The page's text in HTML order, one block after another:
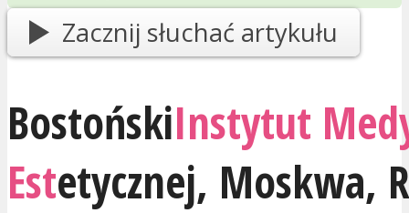
Zacznij słuchać artykułu
BostońskiInstytut
Estetycznej, Moskwa,